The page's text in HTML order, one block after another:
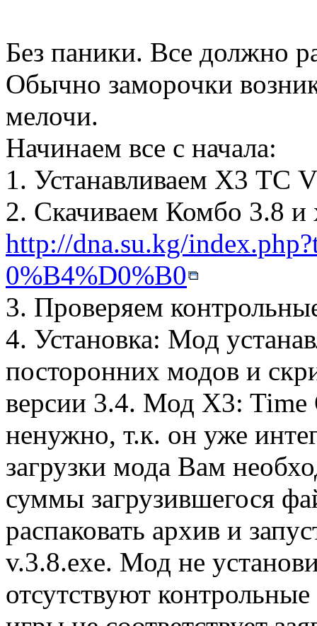
Без паники. Все должно
Обычно заморочки
мелочи.
Начинаем все с начала:
1. Устанавливаем Х3 ТС
2. Скачиваем Комбо 3.8 и
http://dna.su.kg/
0%B4%D0%B0
3. Проверяем
4. Установка: Мод
посторонних модов и
версии 3.4. Мод X3: Time
ненужно, т.к. он уже
загрузки мода Вам
суммы загрузившегося
распаковать архив и
v.3.8.exe. Мод не
отсутствуют